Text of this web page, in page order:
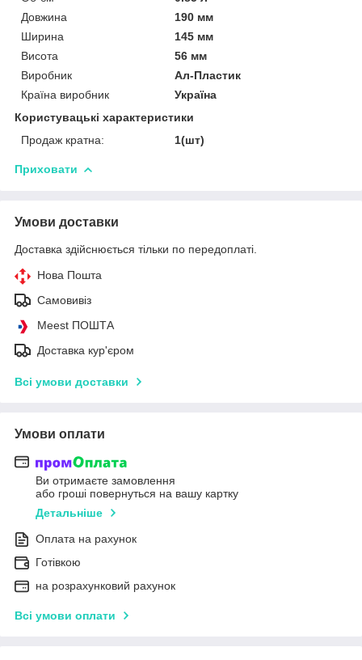
Довжина
190 мм
Ширина
145 мм
Висота
56 мм
Виробник
Ал-Пластик
Країна виробник
Україна
Користувацькі характеристики
Продаж кратна:
1(шт)
Приховати
Умови доставки
Доставка здійснюється тільки по передоплаті.
Нова Пошта
Самовивіз
Meest ПОШТА
Доставка кур'єром
Всі умови доставки
Умови оплати
Ви отримаєте замовлення
або гроші повернуться на вашу картку
Детальніше
Оплата на рахунок
Готівкою
на розрахунковий рахунок
Всі умови оплати